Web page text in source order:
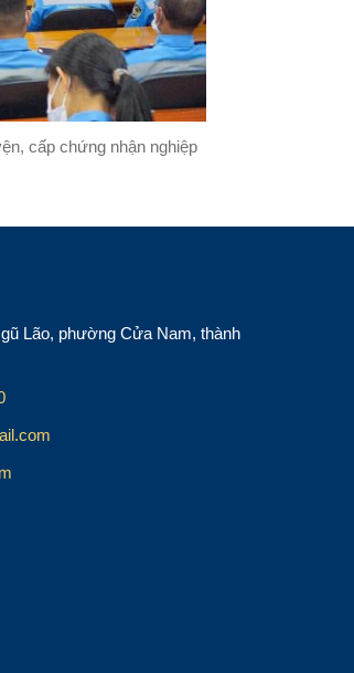
cấp chứng nhận nghiệp
Lão, phường Cửa Nam, thành